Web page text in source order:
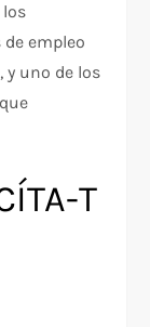
empleo
uno de los
T